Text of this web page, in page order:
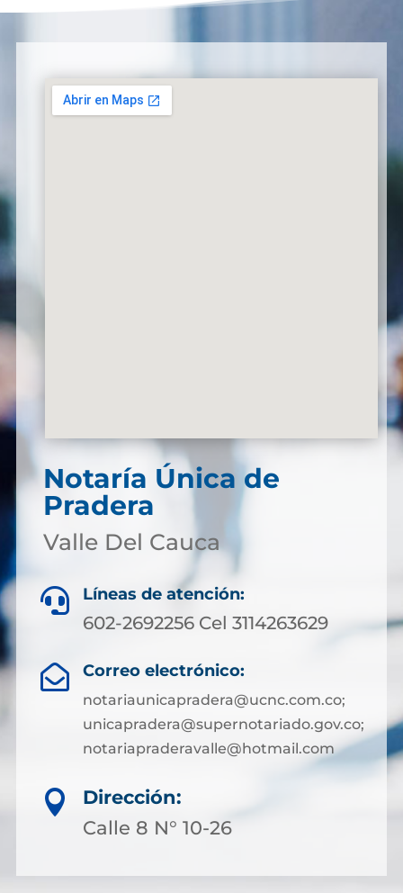
Notaría Única de
Pradera
Valle Del Cauca
 Líneas de atención:
602-2692256 Cel 3114263629
 Correo electrónico:
notariaunicapradera@ucnc.com.co;
unicapradera@supernotariado.gov.co;
notariapraderavalle@hotmail.com

Dirección:
Calle 8 N° 10-26